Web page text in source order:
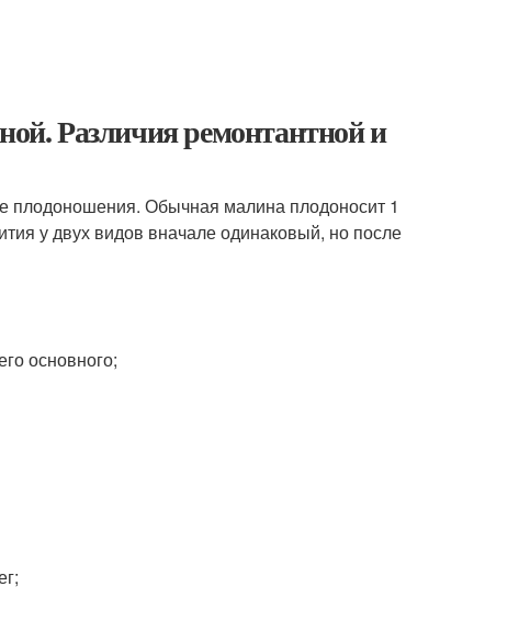
Различия ремонтантной и
плодоношения. Обычная малина плодоносит 1
у двух видов вначале одинаковый, но после
основного;